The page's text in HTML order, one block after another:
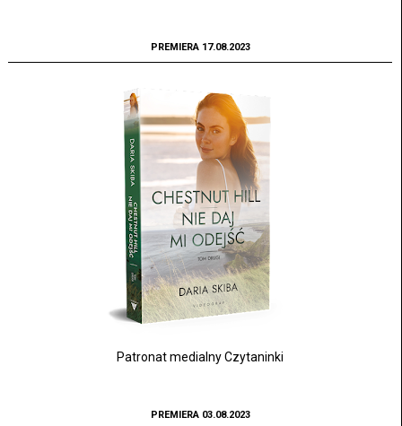
PREMIERA 17.08.2023
Patronat medialny Czytaninki
PREMIERA 03.08.2023